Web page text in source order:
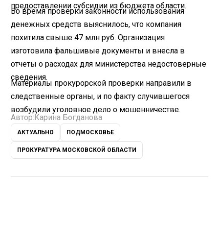
предоставлении субсидии из бюджета области.
Во время проверки законности использования
денежных средств выяснилось, что компания
похитила свыше 47 млн руб. Организация
изготовила фальшивые документы и внесла в
отчеты о расходах для министерства недостоверные
сведения.
Материалы прокурорской проверки направили в
следственные органы, и по факту случившегося
возбудили уголовное дело о мошенничестве.
Автор: Карина Богданова
АКТУАЛЬНО ПОДМОСКОВЬЕ
ПРОКУРАТУРА МОСКОВСКОЙ ОБЛАСТИ